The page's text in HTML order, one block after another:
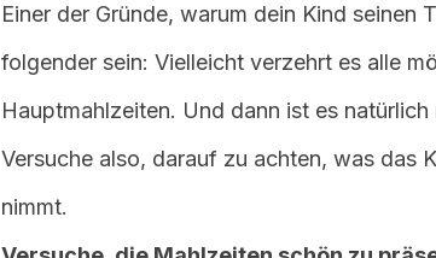
Einer der Gründe, warum dein Kind seinen
folgender sein: Vielleicht verzehrt es alle
Hauptmahlzeiten. Und dann ist es
Versuche also, darauf zu achten, was das
nimmt.